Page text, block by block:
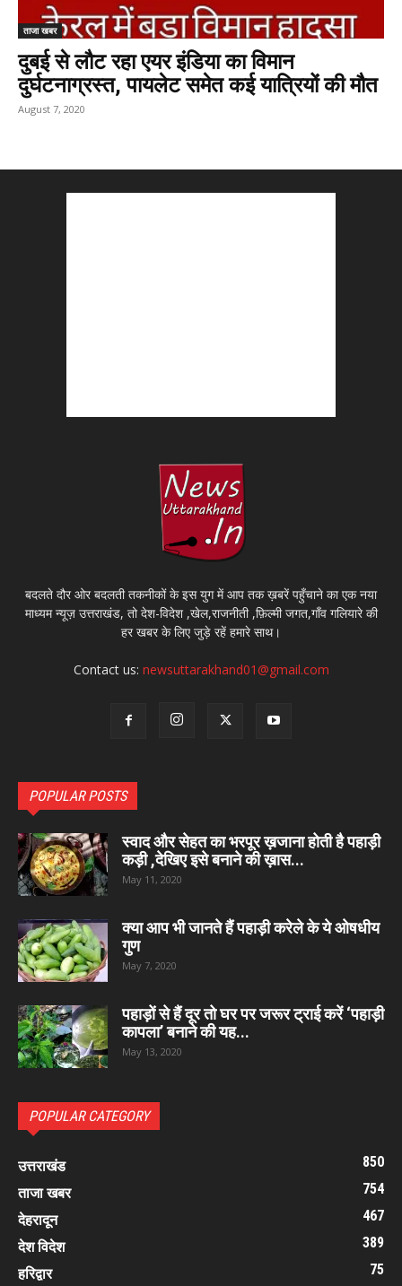
ताजा खबर
दुबई से लौट रहा एयर इंडिया का विमान
दुर्घटनाग्रस्त, पायलेट समेत कई यात्रियों की मौत
August 7, 2020
बदलते दौर ओर बदलती तकनीकों के इस युग में आप तक ख़बरें पहुँचाने का एक नया
माध्यम न्यूज़ उत्तराखंड, तो देश-विदेश ,खेल,राजनीती ,फ़िल्मी जगत,गाँव गलियारे की
हर खबर के लिए जुड़े रहें हमारे साथ।
Contact us: newsuttarakhand01@gmail.com
POPULAR POSTS
स्वाद और सेहत का भरपूर ख़जाना होती है पहाड़ी
कड़ी ,देखिए इसे बनाने की ख़ास...
May 11, 2020
क्या आप भी जानते हैं पहाड़ी करेले के ये ओषधीय
गुण
May 7, 2020
पहाड़ों से हैं दूर तो घर पर जरूर ट्राई करें ‘पहाड़ी
कापला’ बनाने की यह...
May 13, 2020
POPULAR CATEGORY
उत्तराखंड
850
ताजा खबर
754
देहरादून
467
देश विदेश
389
हरिद्वार
75